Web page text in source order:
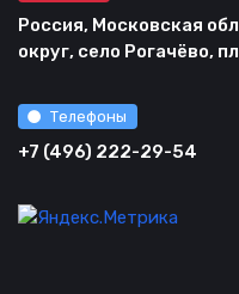
Россия, Московская
округ, село Рогачёво,
Телефоны
+7 (496) 222-29-54